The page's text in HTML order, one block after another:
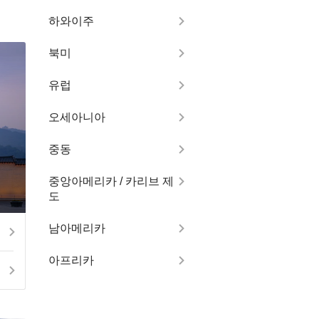
하와이주
북미
유럽
오세아니아
중동
중앙아메리카 / 카리브 제
도
남아메리카
아프리카